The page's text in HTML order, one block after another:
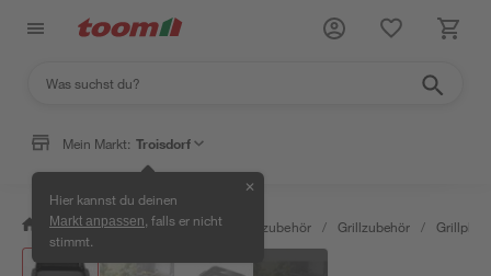
Mein Markt: Troisdorf
Hier kannst du deinen
Markt anpassen , falls er nicht
stimmt.
✕
/ Garten & Freizeit / Grills & Grillzubehör / Grillzubehör /